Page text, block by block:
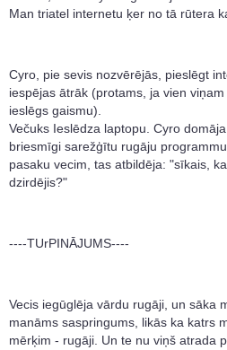
Man triatel internetu ķer no tā rūtera
Cyro, pie sevis nozvērējās, pieslēgt
iespējas ātrāk (protams, ja vien
ieslēgs gaismu).
Večuks Ieslēdza laptopu. Cyro
briesmīgi sarežģītu rugāju
pasaku vecim, tas atbildēja: "sīkais,
dzirdējis?"
----TUrPINĀJUMS----
Vecis iegūglēja vārdu rugāji, un sāka
manāms saspringums, likās ka katrs
mērķim - rugāji. Un te nu viņš atrada